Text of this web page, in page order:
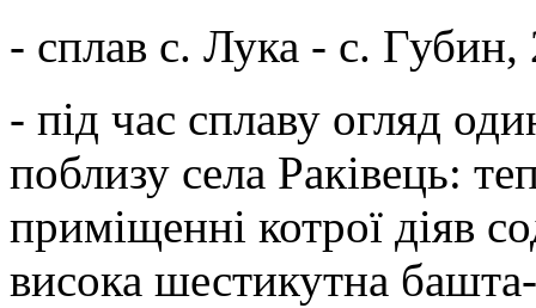
- сплав с. Лука - с.
- під час сплаву огляд
поблизу села Раківець:
приміщенні котрої діяв
висока шестикутна